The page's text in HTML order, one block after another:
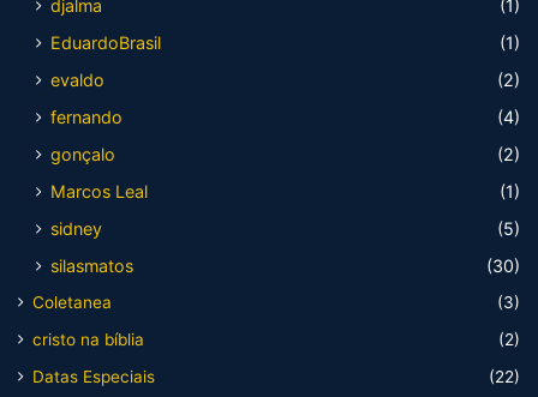
djalma
(1)
EduardoBrasil
(1)
evaldo
(2)
fernando
(4)
gonçalo
(2)
Marcos Leal
(1)
sidney
(5)
silasmatos
(30)
Coletanea
(3)
cristo na bíblia
(2)
Datas Especiais
(22)